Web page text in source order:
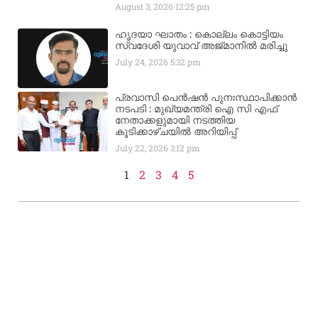
August 3, 2026 12:25 pm
ഹൃദയാ ഘാതം : കൊല്ലം കൊട്ടിയം
സ്വദേശി യുവാവ് അജ്മാനിൽ മരിച്ചു
July 24, 20265:32 pm
പ്രവാസി പെൻഷൻ പുനഃസ്ഥാപിക്കാൻ
നടപടി : മുഖ്യമന്ത്രി ഐ സി എഫ്
നേതാക്കളുമായി നടത്തിയ
കൂടിക്കാഴ്ചയിൽ അറിയിപ്പ്
July 22, 20263:12 pm
1 2 3 4 5